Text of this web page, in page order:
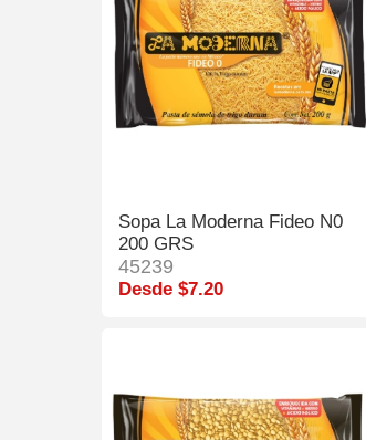
Sopa La Moderna Fideo N0
200 GRS
45239
Desde $7.20